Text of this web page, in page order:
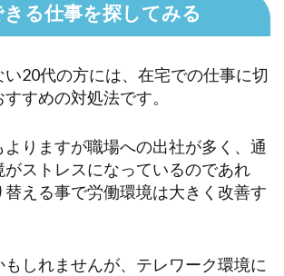
る仕事を探してみる
20代の方には、在宅での仕事に切
すめの対処法です。
りますが職場への出社が多く、通
ストレスになっているのであれ
える事で労働環境は大きく改善す
しれませんが、テレワーク環境に